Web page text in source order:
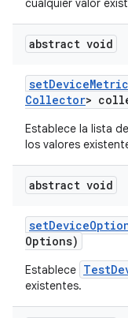
cualquier valor
abstract void
setDeviceMetric
Collector>
Establece la lista de
los valores
abstract void
setDevice
Options)
Establece
existentes.